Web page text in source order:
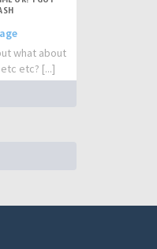
what about
etc? [...]